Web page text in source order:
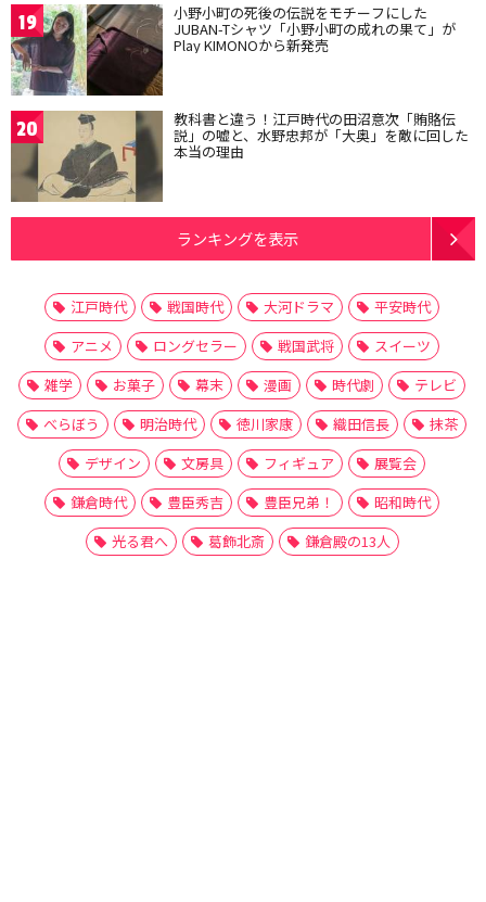
19 小野小町の死後の伝説をモチーフにした
JUBAN-Tシャツ「小野小町の成れの果て」が
Play KIMONOから新発売
20 教科書と違う！江戸時代の田沼意次「賄賂伝
説」の嘘と、水野忠邦が「大奥」を敵に回した
本当の理由
ランキングを表示
江戸時代 戦国時代 大河ドラマ
平安時代
アニメ
ロングセラー 戦国武将
スイーツ
雑学
お菓子 幕末 漫画 時代劇
テレビ
べらぼう
明治時代 徳川家康 織田信長
抹茶
デザイン
文房具 フィギュア
展覧会
鎌倉時代
豊臣秀吉 豊臣兄弟！
昭和時代
光る君へ
葛飾北斎 鎌倉殿の13人